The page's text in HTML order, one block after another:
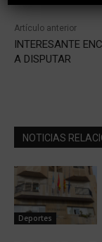
Artículo anterior
INTERESANTE
A DISPUTAR
NOTICIAS
Deportes